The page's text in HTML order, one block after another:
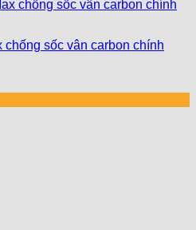
sốc vân carbon chính